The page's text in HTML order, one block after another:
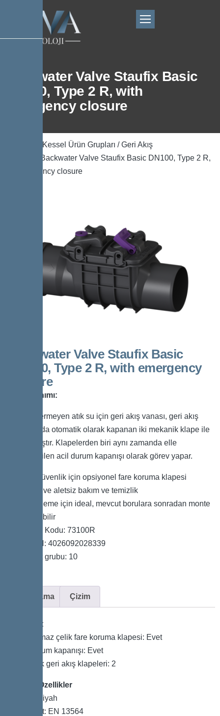
Backwater Valve Staufix Basic
DN100, Type 2 R, with
emergency closure
Kessel Ürün Grupları /Geri Akış
/ Backwater Valve Staufix Basic DN100, Type 2 R,
with emergency closure
Backwater Valve Staufix Basic
DN100, Type 2 R, with emergency
closure
Ürün Tanımı:
Pis su içermeyen atık su için geri akış vanası, geri akış
durumunda otomatik olarak kapanan iki mekanik klape ile
donatılmıştır. Klapelerden biri aynı zamanda elle
kapatılabilen acil durum kapanışı olarak görev yapar.
Ek güvenlik için opsiyonel fare koruma klapesi
Hızlı ve aletsiz bakım ve temizlik
Yenileme için ideal, mevcut borulara sonradan monte
edilebilir
Ürün Kodu: 73100R
GTIN: 4026092028339
Fiyat grubu: 10
Açıklama Çizim
Varyant
Paslanmaz çelik fare koruma klapesi: Evet
Acil durum kapanışı: Evet
Mekanik geri akış klapeleri: 2
Genel Özellikler
Renk: Siyah
Standart: EN 13564